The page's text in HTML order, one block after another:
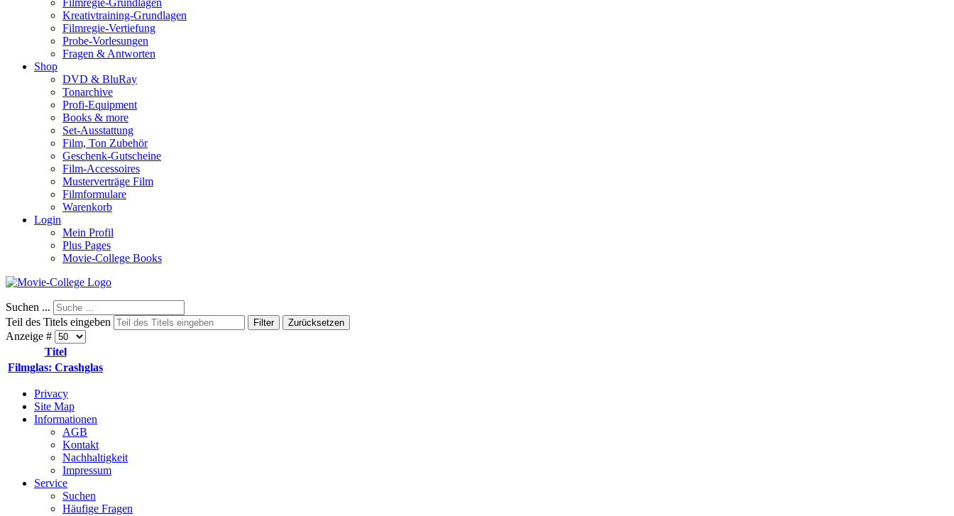
Filmregie-Grundlagen
Kreativtraining-Grundlagen
Filmregie-Vertiefung
Probe-Vorlesungen
Fragen & Antworten
Shop
DVD & BluRay
Tonarchive
Profi-Equipment
Books & more
Set-Ausstattung
Film, Ton Zubehör
Geschenk-Gutscheine
Film-Accessoires
Musterverträge Film
Filmformulare
Warenkorb
Login
Mein Profil
Plus Pages
Movie-College Books
Suchen ...
Teil des Titels eingeben
Filter Zurücksetzen
Anzeige #
Titel
Filmglas: Crashglas
Privacy
Site Map
Informationen
AGB
Kontakt
Nachhaltigkeit
Impressum
Service
Suchen
Häufige Fragen